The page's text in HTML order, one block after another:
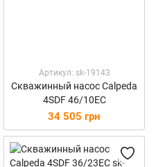
Артикул: sk-19143
Скважинный насос Calpeda
4SDF 46/10EC
34 505 грн